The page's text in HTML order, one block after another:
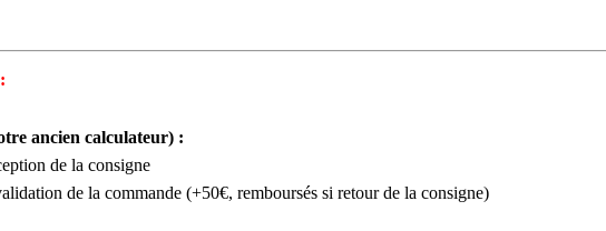
ancien calculateur) :
de la consigne
de la commande (+50€, remboursés si retour de la consigne)